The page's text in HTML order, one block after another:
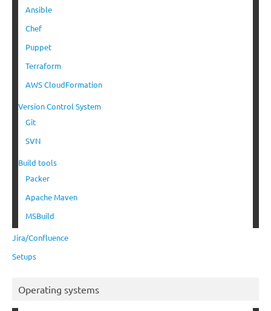
Ansible
Chef
Puppet
Terraform
AWS CloudFormation
Version Control System
Git
SVN
Build tools
Packer
Apache Maven
MSBuild
Jira/Confluence
Setups
Operating systems